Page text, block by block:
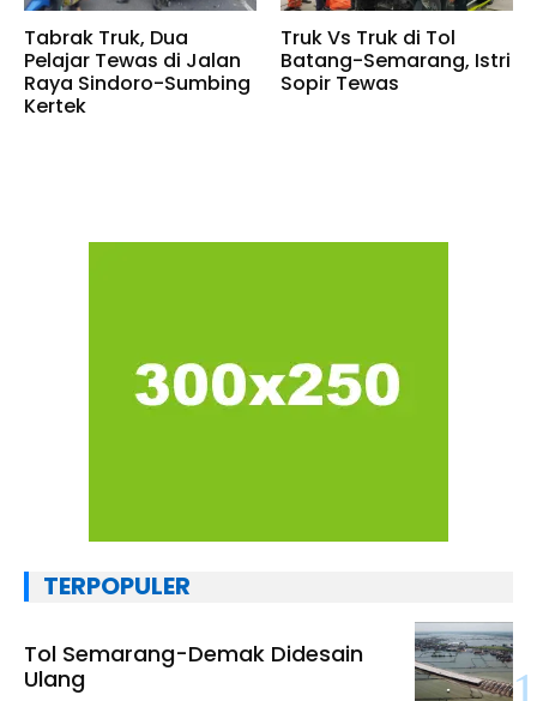
Tabrak Truk, Dua
Pelajar Tewas di Jalan
Raya Sindoro-Sumbing
Kertek
Truk Vs Truk di Tol
Batang-Semarang, Istri
Sopir Tewas
TERPOPULER
Tol Semarang-Demak Didesain
Ulang